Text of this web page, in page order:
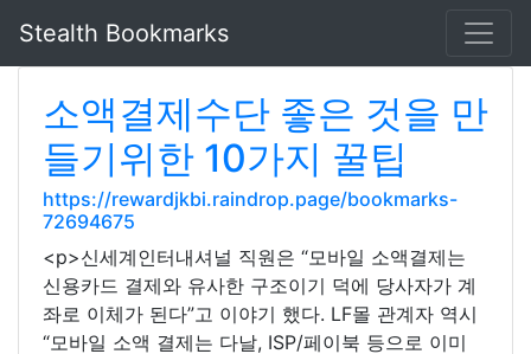
Stealth Bookmarks
소액결제수단 좋은 것을 만
들기위한 10가지 꿀팁
https://rewardjkbi.raindrop.page/bookmarks-
72694675
<p>신세계인터내셔널 직원은 “모바일 소액결제는
신용카드 결제와 유사한 구조이기 덕에 당사자가 계
좌로 이체가 된다”고 이야기 했다. LF몰 관계자 역시
“모바일 소액 결제는 다날, ISP/페이북 등으로 이미